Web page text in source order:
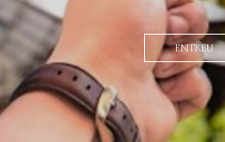
ENTREU